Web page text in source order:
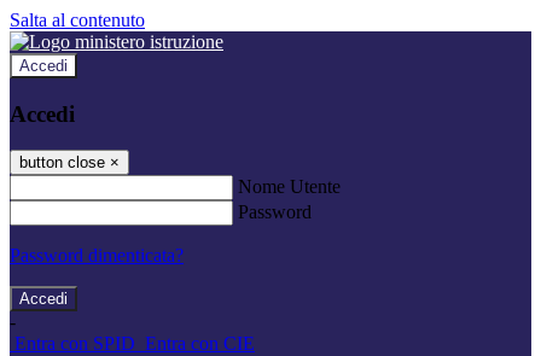
Salta al contenuto
Accedi
Accedi
button close ×
Nome Utente
Password
Password dimenticata?
-
Entra con SPID Entra con CIE